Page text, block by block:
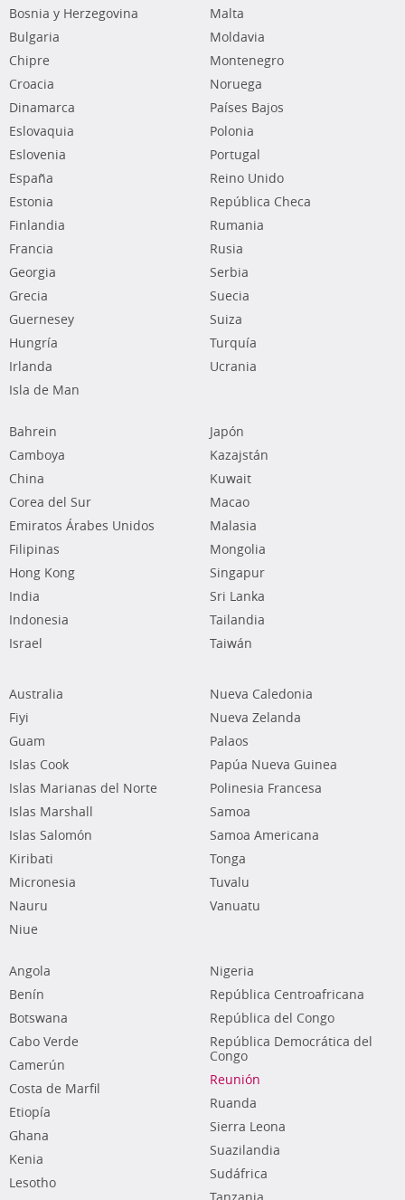
Bosnia y Herzegovina
Bulgaria
Chipre
Croacia
Dinamarca
Eslovaquia
Eslovenia
España
Estonia
Finlandia
Francia
Georgia
Grecia
Guernesey
Hungría
Irlanda
Isla de Man
Malta
Moldavia
Montenegro
Noruega
Países Bajos
Polonia
Portugal
Reino Unido
República Checa
Rumania
Rusia
Serbia
Suecia
Suiza
Turquía
Ucrania
Bahrein
Camboya
China
Corea del Sur
Emiratos Árabes Unidos
Filipinas
Hong Kong
India
Indonesia
Israel
Japón
Kazajstán
Kuwait
Macao
Malasia
Mongolia
Singapur
Sri Lanka
Tailandia
Taiwán
Australia
Fiyi
Guam
Islas Cook
Islas Marianas del Norte
Islas Marshall
Islas Salomón
Kiribati
Micronesia
Nauru
Niue
Nueva Caledonia
Nueva Zelanda
Palaos
Papúa Nueva Guinea
Polinesia Francesa
Samoa
Samoa Americana
Tonga
Tuvalu
Vanuatu
Angola
Benín
Botswana
Cabo Verde
Camerún
Costa de Marfil
Etiopía
Ghana
Kenia
Lesotho
Nigeria
República Centroafricana
República del Congo
República Democrática del
Congo
Reunión
Ruanda
Sierra Leona
Suazilandia
Sudáfrica